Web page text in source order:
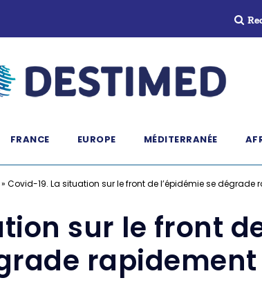
FRANCE EUROPE MÉDITERRANÉE
» Covid-19. La situation sur le front de l’épidémie se dégrade
sur le front
rapidement